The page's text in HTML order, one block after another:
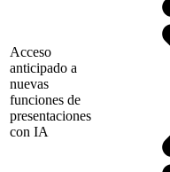
Acceso
anticipado a
nuevas
funciones de
presentaciones
con IA